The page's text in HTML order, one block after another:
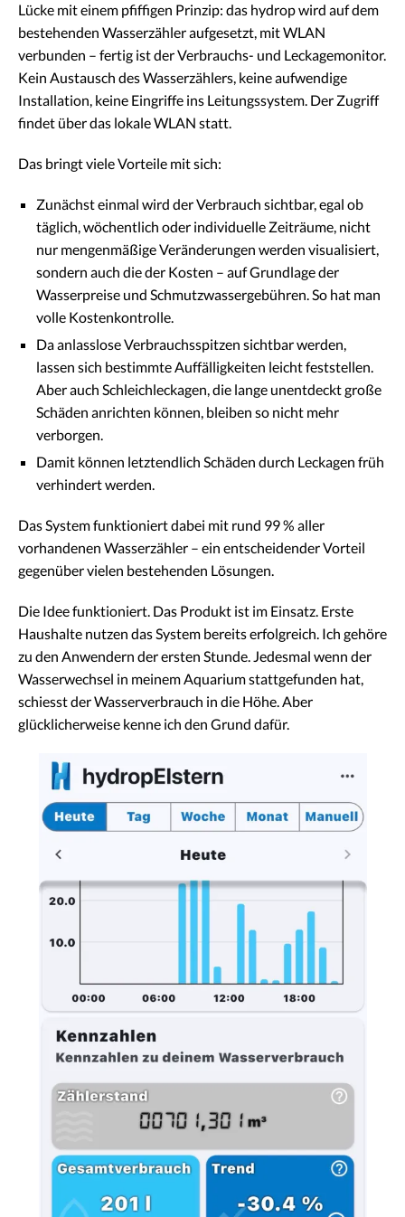
Lücke mit einem pfiffigen Prinzip: das hydrop wird auf dem
bestehenden Wasserzähler aufgesetzt, mit WLAN
verbunden – fertig ist der Verbrauchs- und Leckagemonitor.
Kein Austausch des Wasserzählers, keine aufwendige
Installation, keine Eingriffe ins Leitungssystem. Der Zugriff
findet über das lokale WLAN statt.
Das bringt viele Vorteile mit sich:
Zunächst einmal wird der Verbrauch sichtbar, egal ob
täglich, wöchentlich oder individuelle Zeiträume, nicht
nur mengenmäßige Veränderungen werden visualisiert,
sondern auch die der Kosten – auf Grundlage der
Wasserpreise und Schmutzwassergebühren. So hat man
volle Kostenkontrolle.
Da anlasslose Verbrauchsspitzen sichtbar werden,
lassen sich bestimmte Auffälligkeiten leicht feststellen.
Aber auch Schleichleckagen, die lange unentdeckt große
Schäden anrichten können, bleiben so nicht mehr
verborgen.
Damit können letztendlich Schäden durch Leckagen früh
verhindert werden.
Das System funktioniert dabei mit rund 99 % aller
vorhandenen Wasserzähler – ein entscheidender Vorteil
gegenüber vielen bestehenden Lösungen.
Die Idee funktioniert. Das Produkt ist im Einsatz. Erste
Haushalte nutzen das System bereits erfolgreich. Ich gehöre
zu den Anwendern der ersten Stunde. Jedesmal wenn der
Wasserwechsel in meinem Aquarium stattgefunden hat,
schiesst der Wasserverbrauch in die Höhe. Aber
glücklicherweise kenne ich den Grund dafür.